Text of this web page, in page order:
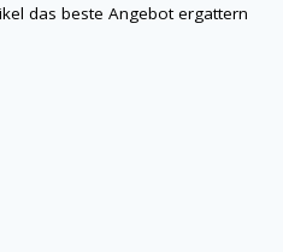
das beste Angebot ergattern